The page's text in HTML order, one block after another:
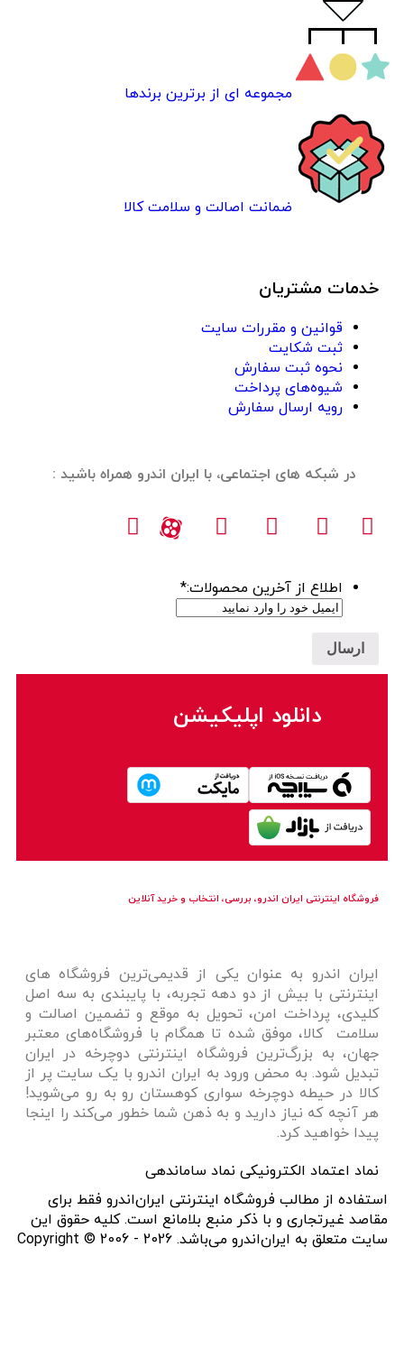
مجموعه ای از برترین برندها
ضمانت اصالت و سلامت کالا
خدمات مشتریان
قوانین و مقررات سایت
ثبت شکایت
نحوه ثبت سفارش
شیوه‌های پرداخت
رویه ارسال سفارش
در شبکه های اجتماعی، با ایران اندرو همراه باشید :
اطلاع از آخرین محصولات:*
دانلود اپلیکیشن
فروشگاه اینترنتی ایران‌ اندرو، بررسی، انتخاب و خرید آنلاین
ایران‌ اندرو به عنوان یکی از قدیمی‌ترین فروشگاه های
اینترنتی با بیش از دو دهه تجربه، با پایبندی به سه اصل
کلیدی، پرداخت امن، تحویل به موقع و تضمین اصالت و
سلامت کالا، موفق شده تا همگام با فروشگاه‌های معتبر
جهان، به بزرگ‌ترین فروشگاه اینترنتی دوچرخه در ایران
تبدیل شود. به محض ورود به ایران‌ اندرو با یک سایت پر از
کالا در حیطه دوچرخه سواری کوهستان رو به رو می‌شوید!
هر آنچه که نیاز دارید و به ذهن شما خطور می‌کند را اینجا
پیدا خواهید کرد.
نماد اعتماد الکترونیکی نماد ساماندهی
استفاده از مطالب فروشگاه اینترنتی ایران‌اندرو فقط برای
مقاصد غیرتجاری و با ذکر منبع بلامانع است. کلیه حقوق این
سایت متعلق به ایران‌اندرو می‌باشد. Copyright © 2006 - 2026